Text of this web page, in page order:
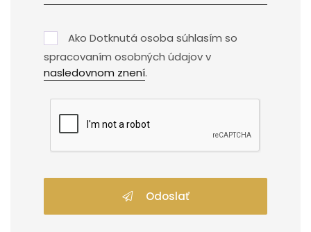
Ako Dotknutá osoba súhlasím so
spracovaním osobných údajov v
nasledovnom znení.
Odoslať